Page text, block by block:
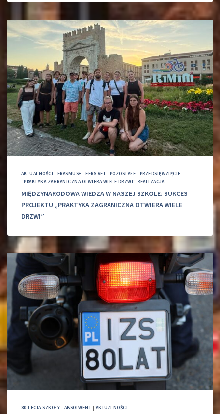
AKTUALNOŚCI | ERASMUS+ |FERS VET | POZOSTAŁE | PRZEDSIĘWZIĘCIE
“PRAKTYKA ZAGRANICZNA OTWIERA WIELE DRZWI”-REALIZACJA
MIĘDZYNARODOWA WIEDZA W NASZEJ SZKOLE: SUKCES
PROJEKTU „PRAKTYKA ZAGRANICZNA OTWIERA WIELE
DRZWI”
80-LECIA SZKOŁY | ABSOLWENT | AKTUALNOŚCI